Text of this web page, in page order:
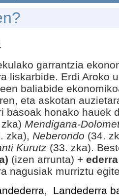
garrantzia
liskarbide. Erdi Aroko
baliabide
eta askotan
basoak honako hauek
Mendigana-
zka), Neberondo (34.
Kurutz (33. zka).
(izen arrunta) + ederra
nagusiak murriztu
, Landederra